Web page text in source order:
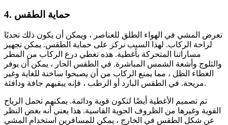
4. حماية الطقس
تعرض المشي في الهواء الطلق للعناصر ، ويمكن أن يكون ذلك تحديًا
لراحة الركاب. لهذا السبب نركز على حماية الطقس. يمكن تجهيز
مساراتنا المتحركة بأغطية. هذه تغطي درع الركاب من المطر
والثلوج وأشعة الشمس المباشرة. في الطقس الحار ، يمكن أن يوفر
الغطاء الظل ، مما يمنع الركاب من أن يصبحوا ساخنة للغاية وغير
مريحة. في الطقس البارد أو الرطب ، فإنه يبقيهم جافة ودافئة.
تم تصميم الأغطية أيضًا لتكون قوية ودائمة. يمكنهم تحمل الرياح
القوية وغيرها من الظروف الجوية القاسية. هذا يعني أنه بغض النظر
عن شكل الطقس في الخارج ، يمكن للمسافرين استخدام المشي